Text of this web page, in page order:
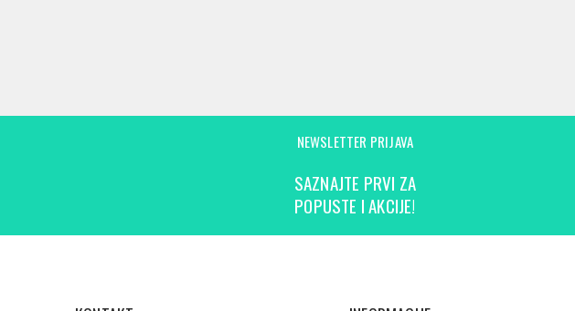
NEWSLETTER PRIJAVA
SAZNAJTE PRVI ZA
POPUSTE I AKCIJE!